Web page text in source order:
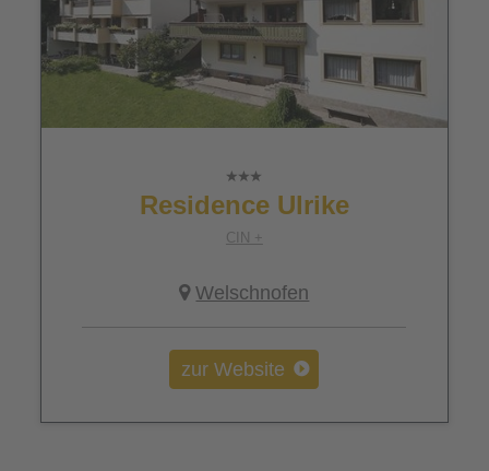
Residence Ulrike
CIN +
Welschnofen
zur Website